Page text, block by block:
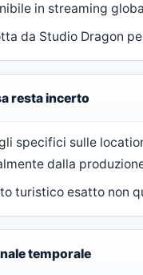
in streaming
da Studio Dragon
resta incerto
specifici sulle
dalla
turistico esatto non
temporale